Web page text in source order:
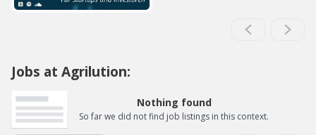
Jobs at Agrilution:
Nothing found
So far we did not find job listings in this context.